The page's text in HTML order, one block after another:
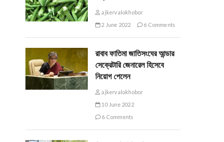
ajkervalokhobor
2 June 2022
6 Comments
রাবাব ফাতিমা জাতিসংঘের আন্ডার
সেক্রেটারি জেনারেল হিসেবে
নিয়োগ পেলেন
ajkervalokhobor
10 June 2022
6 Comments